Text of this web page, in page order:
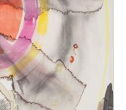
Ohne den Stoff
Ballon als
lässt.
aus einer
Abstraktion,
einzelnen Wörtern